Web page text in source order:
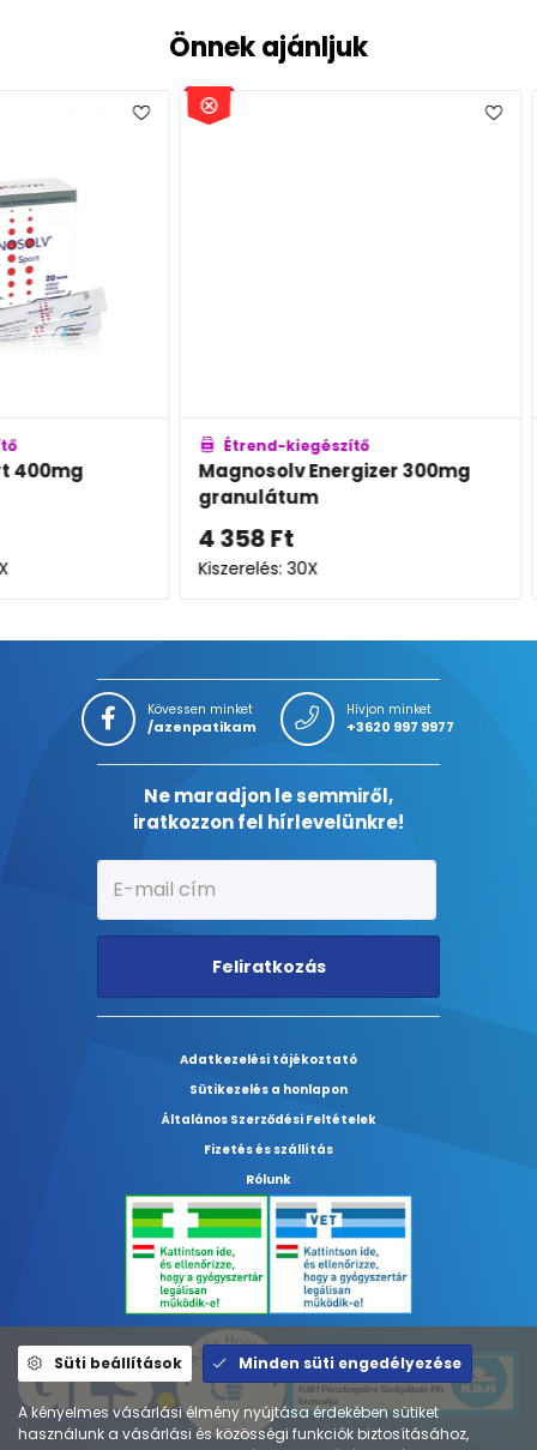
Önnek ajánljuk
Étrend-kiegészítő
Magnosolv Energizer 300mg
granulátum
Ft
Kiszerelés: 30X
Kövessen minket
/azenpatikam
Hívjon minket
+3620 997 9977
Ne maradjon le semmiről,
iratkozzon fel hírlevelünkre!
Feliratkozás
Adatkezelési tájékoztató
Sütikezelés a honlapon
Általános Szerződési Feltételek
Fizetés és szállítás
Rólunk
Süti beállítások Minden süti engedélyezése
A kényelmes vásárlási élmény nyújtása érdekében sütiket
használunk a vásárlási és közösségi funkciók biztosításához,